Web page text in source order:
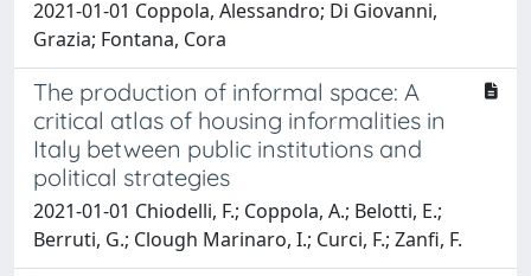
2021-01-01 Coppola, Alessandro; Di Giovanni,
Grazia; Fontana, Cora
The production of informal space: A
critical atlas of housing informalities in
Italy between public institutions and
political strategies
2021-01-01 Chiodelli, F.; Coppola, A.; Belotti, E.;
Berruti, G.; Clough Marinaro, I.; Curci, F.; Zanfi, F.